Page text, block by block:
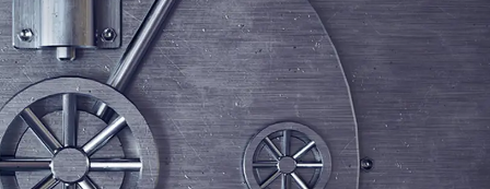
Full Spectrum Cyber
Les Incidents Cybers qui auraient
pu être évités